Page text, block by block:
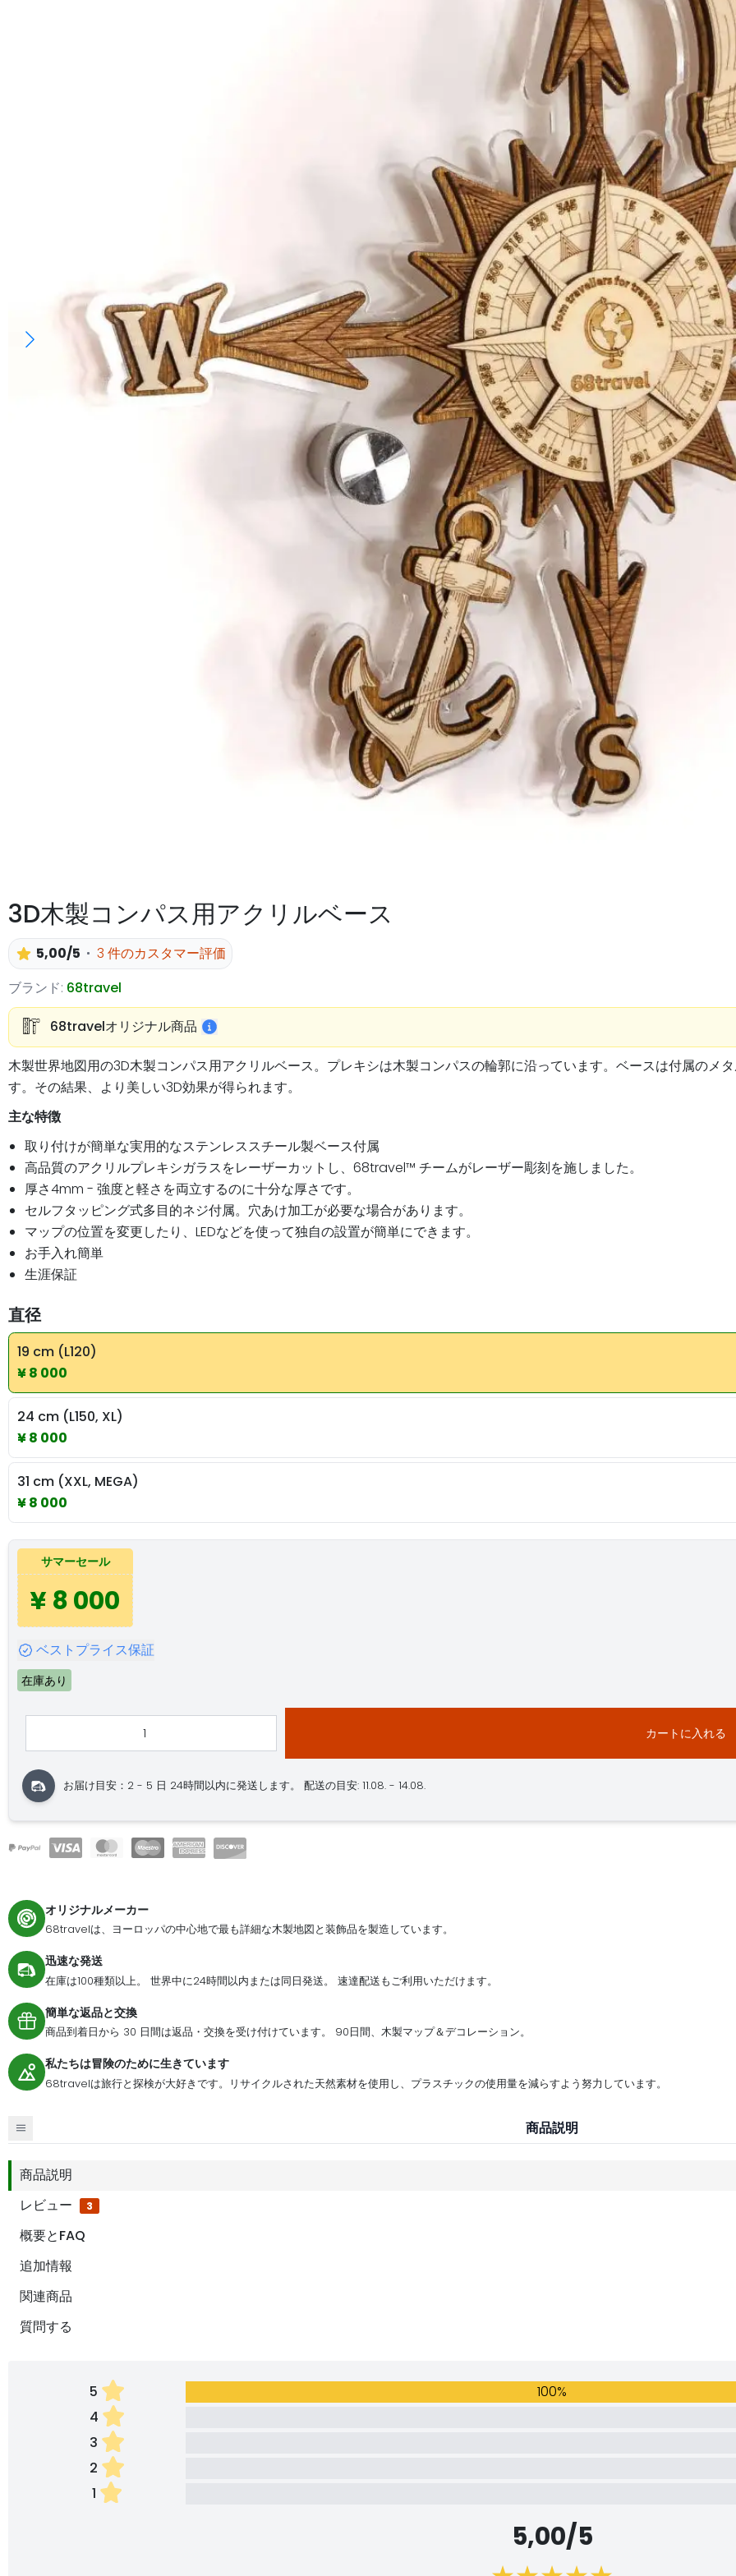
3D木製コンパス用アクリルベース
5,00/5
3 件のカスタマー評価
ブランド: 68travel
68travelオリジナル商品
木製世界地図用の3D木製コンパス用アクリルベース。プレキシは木製コンパスの輪郭に沿っています。ベースは付属のメ
す。その結果、より美しい3D効果が得られます。
主な特徴
取り付けが簡単な実用的なステンレススチール製ベース付属
高品質のアクリルプレキシガラスをレーザーカットし、68travel™️ チームがレーザー彫刻を施しました。
厚さ4mm - 強度と軽さを両立するのに十分な厚さです。
セルフタッピング式多目的ネジ付属。穴あけ加工が必要な場合があります。
マップの位置を変更したり、LEDなどを使って独自の設置が簡単にできます。
お手入れ簡単
生涯保証
直径
19 cm (L120)
¥ 8 000
24 cm (L150, XL)
¥ 8 000
31 cm (XXL, MEGA)
¥ 8 000
サマーセール
¥ 8 000
ベストプライス保証
在庫あり
カートに入れる
お届け目安：2 - 5 日 24時間以内に発送します。配送の目安: 11.08. - 14.08.
オリジナルメーカー
68travelは、ヨーロッパの中心地で最も詳細な木製地図と装飾品を製造しています。
迅速な発送
在庫は100種類以上。 世界中に24時間以内または同日発送。 速達配送もご利用いただけます。
簡単な返品と交換
商品到着日から 30 日間は返品・交換を受け付けています。 90日間、木製マップ＆デコレーション。
私たちは冒険のために生きています
68travelは旅行と探検が大好きです。リサイクルされた天然素材を使用し、プラスチックの使用量を減らすよう努力しています。
商品説明
商品説明
レビュー
3
概要とFAQ
追加情報
関連商品
質問する
5 100%
4
3
2
1
5,00/5